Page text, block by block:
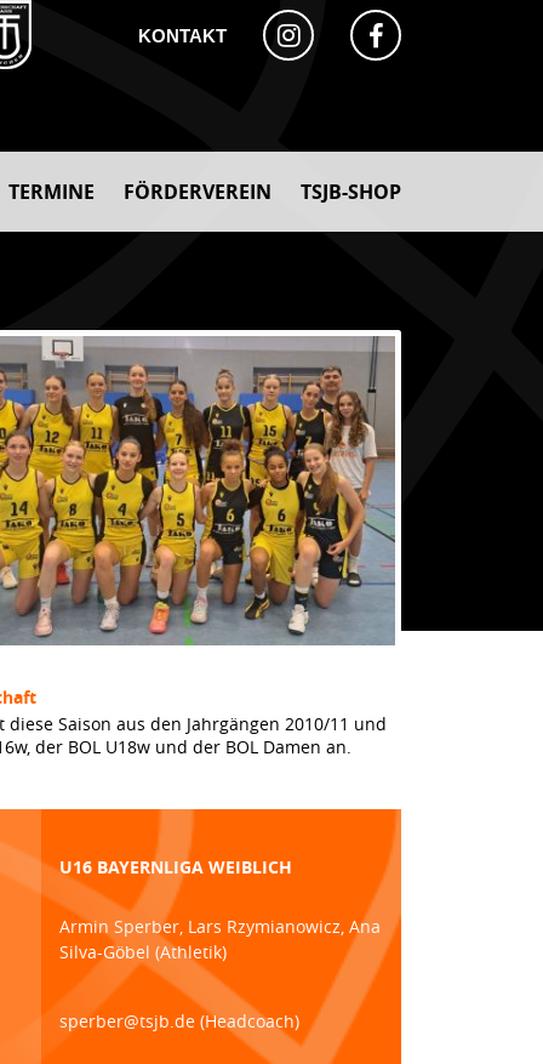
KONTAKT
TERMINE FÖRDERVEREIN TSJB-SHOP
diese Saison aus den Jahrgängen 2010/11 und
der BOL U18w und der BOL Damen an.
U16 BAYERNLIGA WEIBLICH
Armin Sperber, Lars Rzymianowicz, Ana
Silva-Göbel (Athletik)
sperber@tsjb.de (Headcoach)